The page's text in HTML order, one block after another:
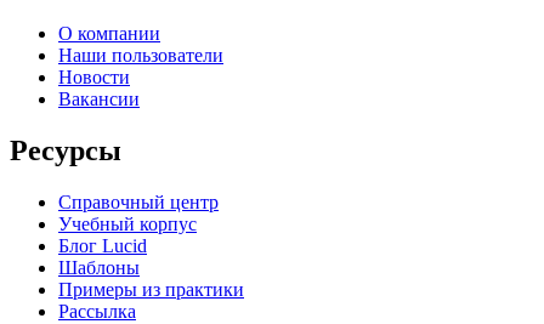
О компании
Наши пользователи
Новости
Вакансии
Ресурсы
Справочный центр
Учебный корпус
Блог Lucid
Шаблоны
Примеры из практики
Рассылка